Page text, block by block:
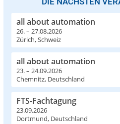
all about automation
26. – 27.08.2026
Zürich, Schweiz
all about automation
23. – 24.09.2026
Chemnitz, Deutschland
FTS-Fachtagung
23.09.2026
Dortmund, Deutschland